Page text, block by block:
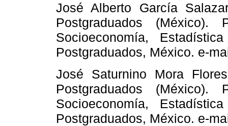
José Alberto García
Postgraduados (México).
Socioeconomía,
Postgraduados, México. e-
José Saturnino Mora
Postgraduados (México).
Socioeconomía,
Postgraduados, México. e-